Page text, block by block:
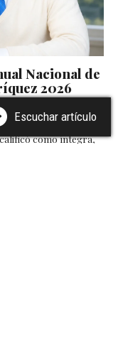
Nacional de
2026
galardón de
como íntegra,
Escuchar artículo